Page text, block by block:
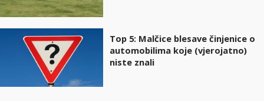
Top 5: Malčice blesave činjenice o
automobilima koje (vjerojatno)
niste znali